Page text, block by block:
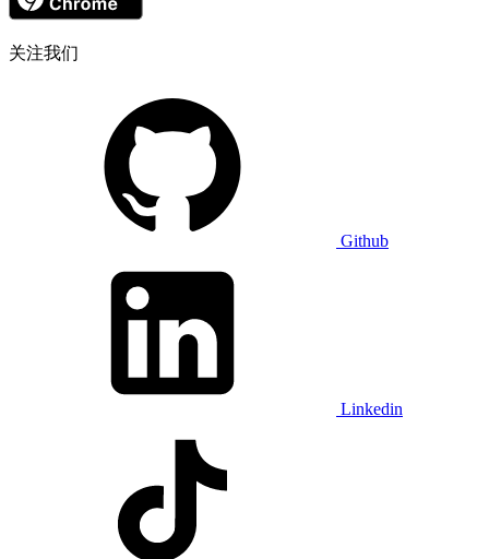
关注我们
Github
Linkedin